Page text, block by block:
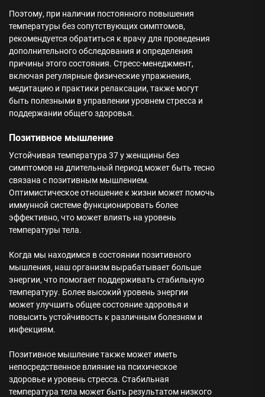
Поэтому, при наличии постоянного повышения
температуры без сопутствующих симптомов,
рекомендуется обратиться к врачу для проведения
дополнительного обследования и определения
причины этого состояния. Стресс-менеджмент,
включая регулярные физические упражнения,
медитацию и практики релаксации, также могут
быть полезными в управлении уровнем стресса и
поддержании общего здоровья.
Позитивное мышление
Устойчивая температура 37 у женщины без
симптомов на длительный период может быть тесно
связана с позитивным мышлением.
Оптимистическое отношение к жизни может помочь
иммунной системе функционировать более
эффективно, что может влиять на уровень
температуры тела.
Когда мы находимся в состоянии позитивного
мышления, наш организм вырабатывает больше
энергии, что помогает поддерживать стабильную
температуру. Более высокий уровень энергии
может улучшить общее состояние здоровья и
повысить устойчивость к различным болезням и
инфекциям.
Позитивное мышление также может иметь
непосредственное влияние на психическое
здоровье и уровень стресса. Стабильная
температура тела может быть результатом низкого